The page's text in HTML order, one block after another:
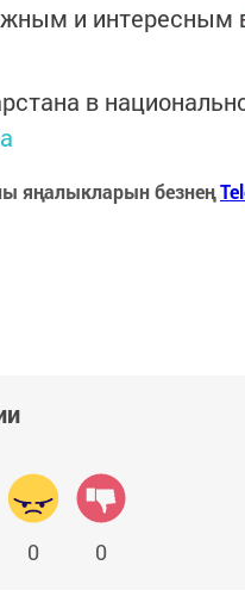
и интересным
в
яңалыкларын безнең
0 0